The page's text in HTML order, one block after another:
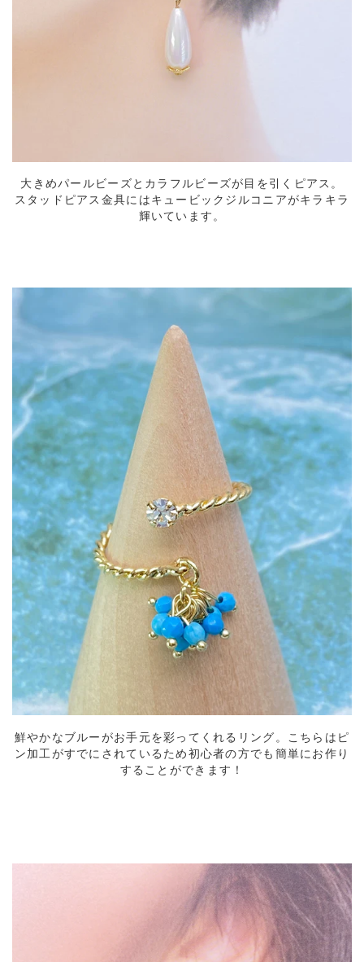
大きめパールビーズとカラフルビーズが目を引くピアス。
スタッドピアス金具にはキュービックジルコニアがキラキラ
輝いています。
鮮やかなブルーがお手元を彩ってくれるリング。こちらはピ
ン加工がすでにされているため初心者の方でも簡単にお作り
することができます！